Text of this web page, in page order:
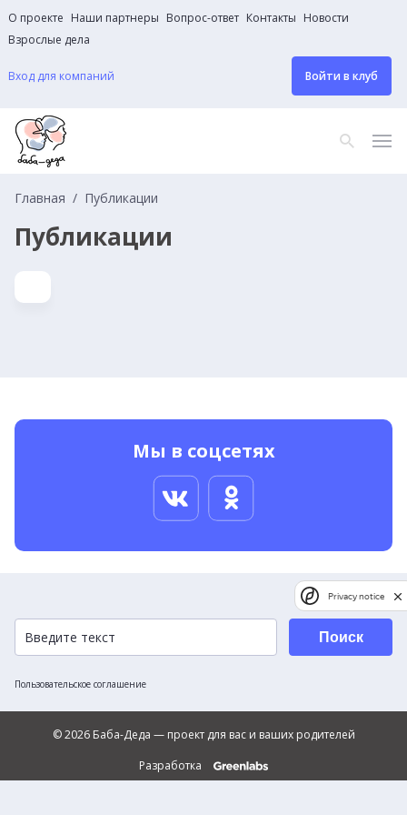
О проекте Наши партнеры Вопрос-ответ Контакты Новости
Взрослые дела
Вход для компаний Войти в клуб
Главная Публикации
Публикации
Мы в соцсетях
Пользовательское соглашение
Поиск
© 2026 Баба-Деда — проект для вас и ваших родителей
Разработка
Privacy notice